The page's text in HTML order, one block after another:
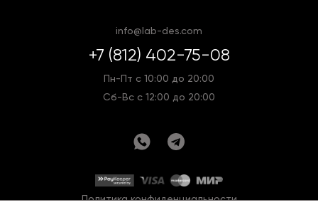
info@lab-des.com
+7 (812) 402-75-08
Пн-Пт с 10:00 до 20:00
Сб-Вс с 12:00 до 20:00
Политика конфиденциальности